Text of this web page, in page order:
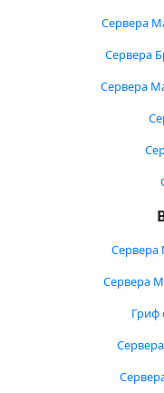
Сервера
Сервера
Сервера
Сервера
Гриф